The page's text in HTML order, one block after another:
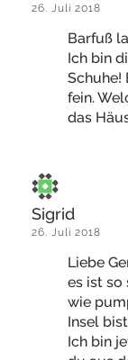
26. Juli 2018
Barfuß
Ich bin
Schuhe!
fein.
das
Sigrid
26. Juli 2018
Liebe
es ist so
wie
Insel
Ich bin